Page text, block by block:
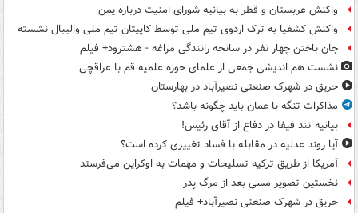
واکنش عربستان و قطر به بیانیه شورای امنیت درباره یمن
واکنش کشفیا به ترک اردوی تیم ملی توسط کاپیتان تیم ملی والیبال نشسته
جان باختن چهار نفر در سانحه رانندگی مراغه - هشترود+ فیلم
نشست هم اندیشی جمعی از علمای حوزه علمیه قم با عراقچی
حریق در شهرک صنعتی نصیرآباد در بهارستان
مذاکرات تنگه با عمان باید چگونه باشد؟
بیانیه تند فیفا در دفاع از آقای رئیس!
آیا روند عدلیه در مقابله با فساد تغییری کرده است؟
آمریکا از طریق ترکیه تسلیحات و مهمات به اوکراین می‌فرستد
نخستین تصویر مسی بعد از مرگ پدر
حریق در شهرک صنعتی نصیرآباد+ فیلم